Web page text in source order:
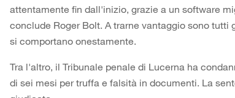
attentamente fin dall'inizio, grazie a un software
conclude Roger Bolt. A trarne vantaggio sono tutti
si comportano onestamente.
Tra l'altro, il Tribunale penale di Lucerna ha
di sei mesi per truffa e falsità in documenti. La